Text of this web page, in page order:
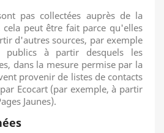
pas collectées auprès de la
cela peut être fait parce qu'elles
d'autres sources, par exemple
publics à partir desquels les
dans la mesure permise par la
provenir de listes de contacts
Ecocart (par exemple, à partir
Jaunes).